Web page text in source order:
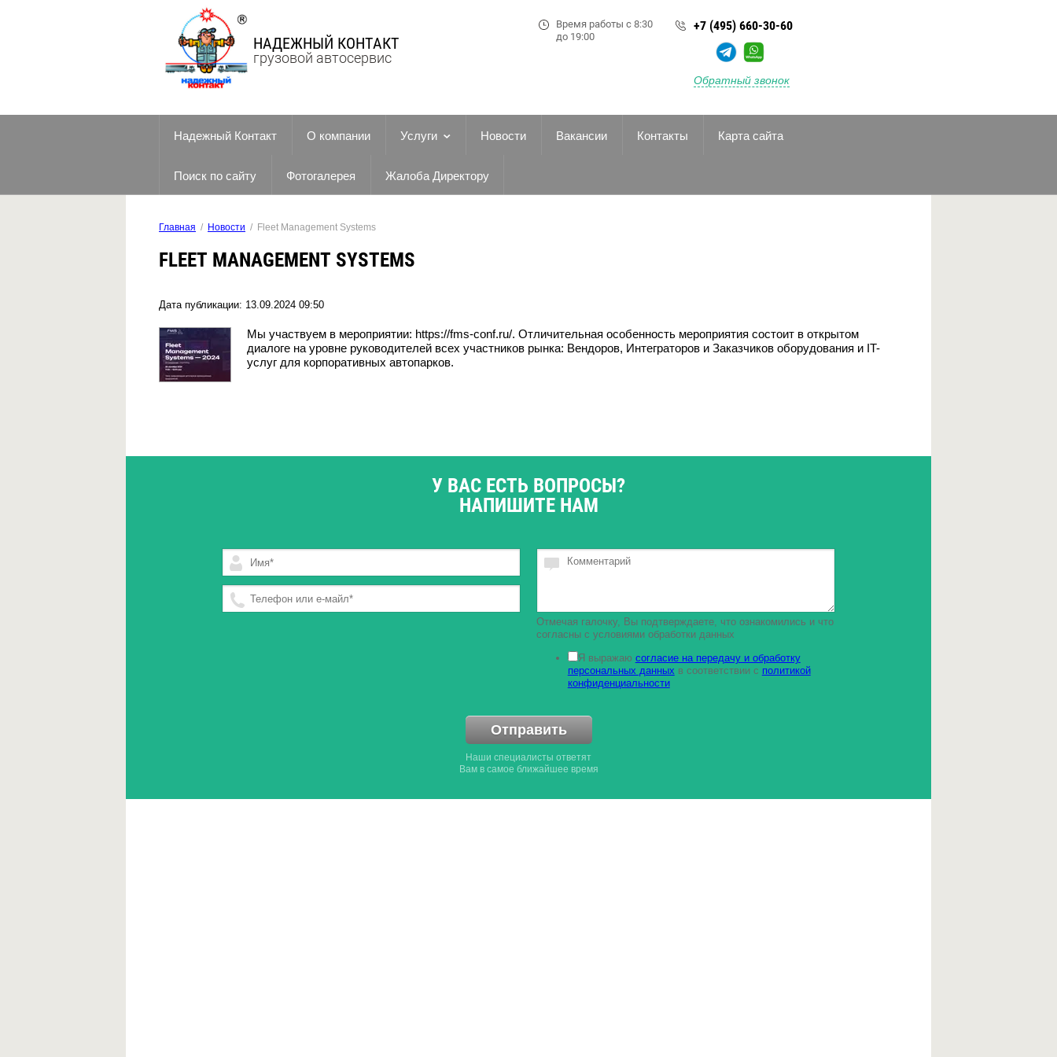
НАДЕЖНЫЙ КОНТАКТ
грузовой автосервис
Время работы с 8:30
до 19:00
+7 (495) 660-30-60
Обратный звонок
Надежный Контакт О компании Услуги Новости Вакансии Контакты Карта сайта
Поиск по сайту Фотогалерея Жалоба Директору
Главная
  /
Новости
  /  Fleet Management Systems
FLEET MANAGEMENT SYSTEMS
Дата публикации: 13.09.2024 09:50
Мы участвуем в мероприятии: https://fms-conf.ru/. Отличительная особенность мероприятия состоит в открытом
диалоге на уровне руководителей всех участников рынка: Вендоров, Интеграторов и Заказчиков оборудования и IT-
услуг для корпоративных автопарков.
У ВАС ЕСТЬ ВОПРОСЫ?
НАПИШИТЕ НАМ
Отмечая галочку, Вы подтверждаете, что ознакомились и что
согласны с условиями обработки данных
Я выражаю согласие на передачу и обработку
персональных данных в соответствии с политикой
конфиденциальности
Отправить
Наши специалисты ответят
Вам в самое ближайшее время